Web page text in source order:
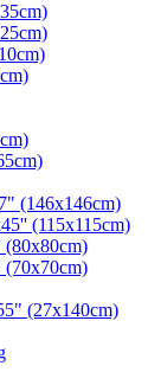
(146x146cm)
(115x115cm)
(80x80cm)
(70x70cm)
(27x140cm)